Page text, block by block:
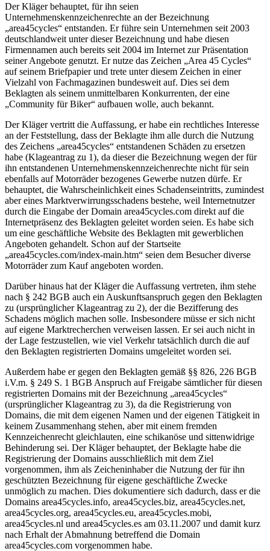
Der Kläger behauptet, für ihn seien
Unternehmenskennzeichenrechte an der Bezeichnung
„area45cycles“ entstanden. Er führe sein Unternehmen seit 2003
deutschlandweit unter dieser Bezeichnung und habe diesen
Firmennamen auch bereits seit 2004 im Internet zur Präsentation
seiner Angebote genutzt. Er nutze das Zeichen „Area 45 Cycles“
auf seinem Briefpapier und trete unter diesem Zeichen in einer
Vielzahl von Fachmagazinen bundesweit auf. Dies sei dem
Beklagten als seinem unmittelbaren Konkurrenten, der eine
„Community für Biker“ aufbauen wolle, auch bekannt.
Der Kläger vertritt die Auffassung, er habe ein rechtliches Interesse
an der Feststellung, dass der Beklagte ihm alle durch die Nutzung
des Zeichens „area45cycles“ entstandenen Schäden zu ersetzen
habe (Klageantrag zu 1), da dieser die Bezeichnung wegen der für
ihn entstandenen Unternehmenskennzeichenrechte nicht für sein
ebenfalls auf Motorräder bezogenes Gewerbe nutzen dürfe. Er
behauptet, die Wahrscheinlichkeit eines Schadenseintritts, zumindest
aber eines Marktverwirrungsschadens bestehe, weil Internetnutzer
durch die Eingabe der Domain area45cycles.com direkt auf die
Internetpräsenz des Beklagten geleitet worden seien. Es habe sich
um eine geschäftliche Website des Beklagten mit gewerblichen
Angeboten gehandelt. Schon auf der Startseite
„area45cycles.com/index-main.htm“ seien dem Besucher diverse
Motorräder zum Kauf angeboten worden.
Darüber hinaus hat der Kläger die Auffassung vertreten, ihm stehe
nach § 242 BGB auch ein Auskunftsanspruch gegen den Beklagten
zu (ursprünglicher Klageantrag zu 2), der die Bezifferung des
Schadens möglich machen solle. Insbesondere müsse er sich nicht
auf eigene Marktrecherchen verweisen lassen. Er sei auch nicht in
der Lage festzustellen, wie viel Verkehr tatsächlich durch die auf
den Beklagten registrierten Domains umgeleitet worden sei.
Außerdem habe er gegen den Beklagten gemäß §§ 826, 226 BGB
i.V.m. § 249 S. 1 BGB Anspruch auf Freigabe sämtlicher für diesen
registrierten Domains mit der Bezeichnung „area45cycles“
(ursprünglicher Klageantrag zu 3), da die Registrierung von
Domains, die mit dem eigenen Namen und der eigenen Tätigkeit in
keinem Zusammenhang stehen, aber mit einem fremden
Kennzeichenrecht gleichlauten, eine schikanöse und sittenwidrige
Behinderung sei. Der Kläger behauptet, der Beklagte habe die
Registrierung der Domains ausschließlich mit dem Ziel
vorgenommen, ihm als Zeicheninhaber die Nutzung der für ihn
geschützten Bezeichnung für eigene geschäftliche Zwecke
unmöglich zu machen. Dies dokumentiere sich dadurch, dass er die
Domains area45cycles.info, area45cycles.biz, area45cycles.net,
area45cycles.org, area45cycles.eu, area45cycles.mobi,
area45cycles.nl und area45cycles.es am 03.11.2007 und damit kurz
nach Erhalt der Abmahnung betreffend die Domain
area45cycles.com vorgenommen habe.